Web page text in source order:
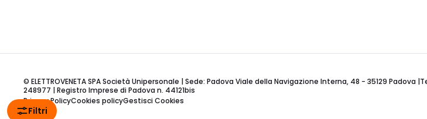
Filtri
© ELETTROVENETA SPA Società Unipersonale | Sede: Padova Viale della Navigazione Interna, 48 - 35129 Padova
248977 | Registro Imprese di Padova n. 44121bis
Privacy PolicyCookies policyGestisci Cookies